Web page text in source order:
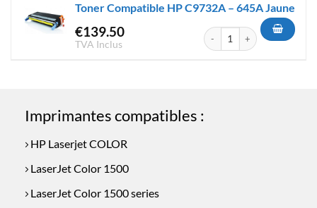
Toner Compatible HP C9732A – 645A Jaune
€139.50
TVA Inclus
quantité de Toner
Imprimantes compatibles :
HP Laserjet COLOR
LaserJet Color 1500
LaserJet Color 1500 series